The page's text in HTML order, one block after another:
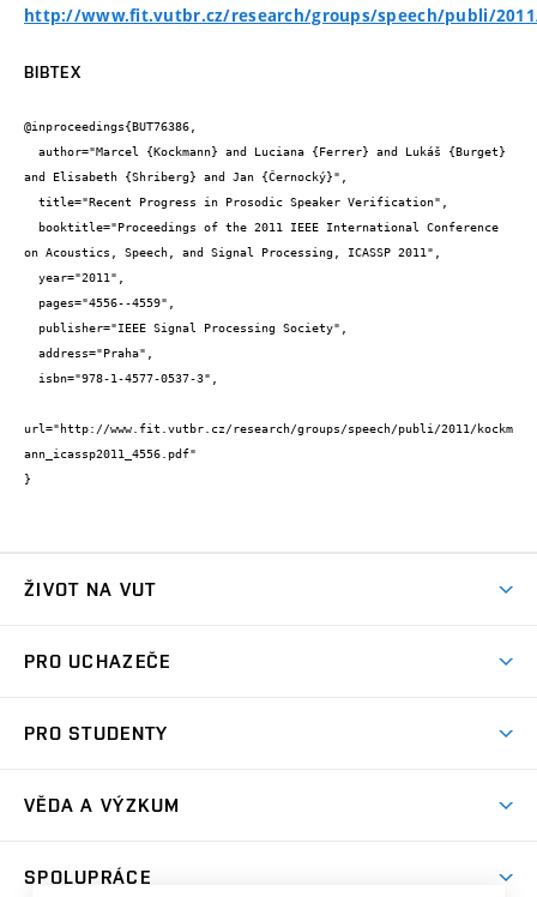
http://www.fit.vutbr.cz/research/groups/speech/publi/2011/
BIBTEX
@inproceedings{BUT76386,
and Elisabeth {Shriberg} and Jan {Černocký}",
on Acoustics, Speech, and Signal Processing, ICASSP 2011",
url="http://www.fit.vutbr.cz/research/groups/speech/publi/2011/kockm
ann_icassp2011_4556.pdf"
}
ŽIVOT NA VUT
Koleje
Sport na VUT
PRO UCHAZEČE
Dny otevřených dveří
Celoživotní vzdělávání
PRO STUDENTY
Harmonogram akademického roku
Zpracování osobních údajů studentů
Sociální bezpečí
VĚDA A VÝZKUM
SPOLUPRÁCE